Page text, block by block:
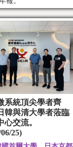
系統頂尖學者齊
韓與清大學者蒞臨
心交流。
25)